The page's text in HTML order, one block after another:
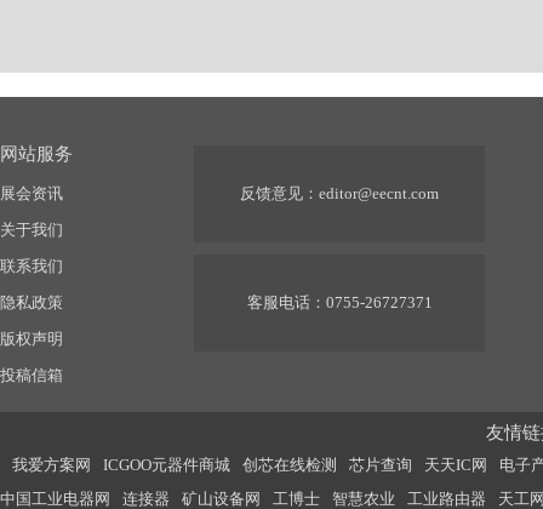
网站服务
展会资讯
关于我们
联系我们
隐私政策
版权声明
投稿信箱
反馈意见： editor@eecnt.com
客服电话：0755-26727371
友情
我爱方案网 ICGOO元器件商城 创芯在线检测 芯片查询 天天IC网
电子
中国工业电器网
连接器 矿山设备网 工博士 智慧农业 工业路由器 天工